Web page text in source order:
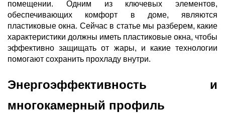
помещении. Одним из ключевых элементов,
обеспечивающих комфорт в доме, являются
пластиковые окна. Сейчас в статье мы разберем, какие
характеристики должны иметь пластиковые окна, чтобы
эффективно защищать от жары, и какие технологии
помогают сохранить прохладу внутри.
Энергоэффективность и
многокамерный профиль